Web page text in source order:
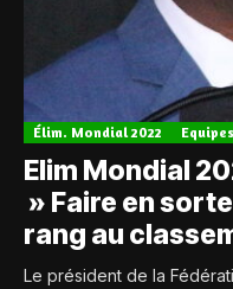
Élim. Mondial 2022
Elim Mondial
» Faire en
rang au
Le président de la